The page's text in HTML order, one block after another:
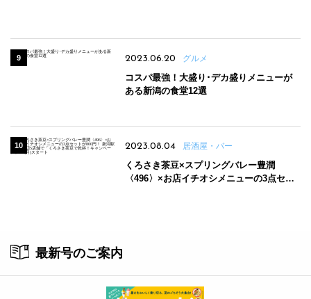
2023.06.20 グルメ
コスパ最強！大盛り･デカ盛りメニューが
ある新潟の食堂12選
2023.08.04 居酒屋・バー
くろさき茶豆×スプリングバレー豊潤
〈496〉×お店イチオシメニューの3点セッ
最新号のご案内